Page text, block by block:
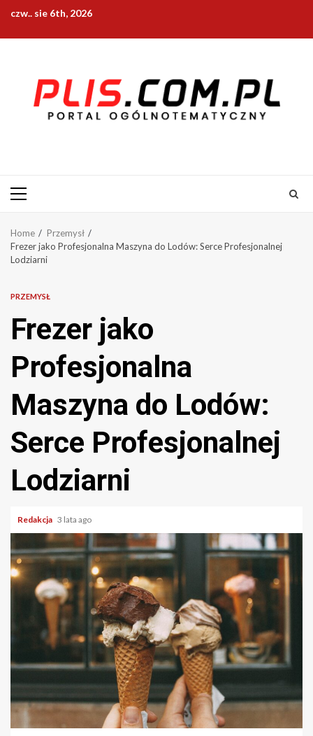
content
czw.. sie 6th, 2026
Primary
Home
Przemysł
Frezer jako Profesjonalna Maszyna do Lodów: Serce Profesjonalnej
Lodziarni
PRZEMYSŁ
Frezer jako
Profesjonalna
Maszyna do Lodów:
Serce Profesjonalnej
Lodziarni
Redakcja 3 lata ago